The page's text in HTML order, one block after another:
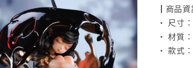
┃商品資
• 尺寸
• 材質
• 款式